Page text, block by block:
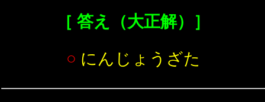
［ 答え（大正解）］
○ にんじょうざた